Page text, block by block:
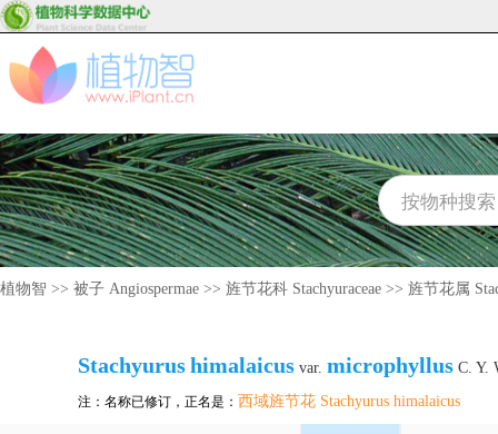
植物智 >> 被子 Angiospermae >> 旌节花科 Stachyuraceae >> 旌节花属
Stachyurushimalaicus var. microphyllus C. Y.
注：名称已修订，正名是： 西域旌节花 Stachyurus himalaicus